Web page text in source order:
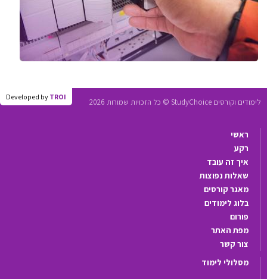
Developed by TROI
לימודים וקורסים StudyChoice © כל הזכויות שמורות 2026
ראשי
רקע
איך זה עובד
שאלות נפוצות
מאגר קורסים
בלוג לימודים
פורום
מפת האתר
צור קשר
מסלולי לימוד